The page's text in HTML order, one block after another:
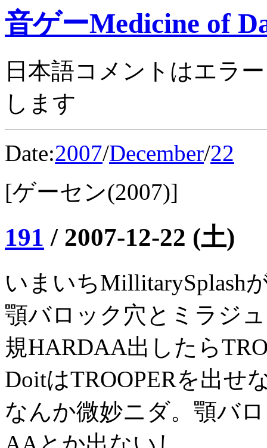
音ゲーMedicine of
日本語コメントはエラ
します
Date:2007/December/22
[ゲーセン(2007)]
191 / 2007-12-22 (土)
いまいちMillitarySplash
顎バロック穴とミラジ
規HARDAA出したら
DoitはTROOPERを出せ
なんか微妙ニダ。顎バ